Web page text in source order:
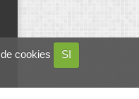
cookies
SI